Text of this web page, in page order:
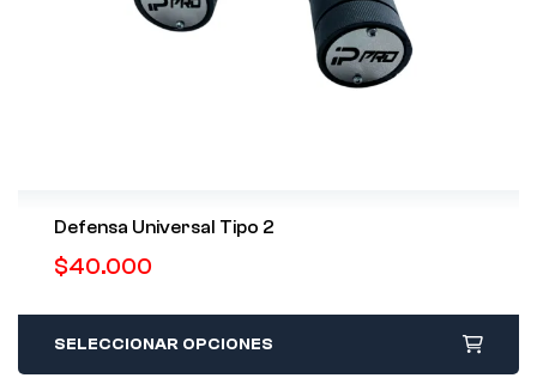
Defensa Universal Tipo 2
$40.000
SELECCIONAR OPCIONES